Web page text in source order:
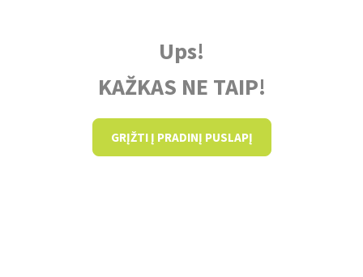
Ups!
KAŽKAS NE TAIP!
GRĮŽTI Į PRADINĮ PUSLAPĮ